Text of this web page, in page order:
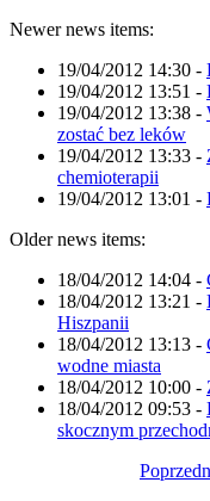
Newer news items:
19/04/2012 14:30 -
19/04/2012 13:51 -
19/04/2012 13:38 -
zostać bez leków
19/04/2012 13:33 -
chemioterapii
19/04/2012 13:01 -
Older news items:
18/04/2012 14:04 -
18/04/2012 13:21 -
Hiszpanii
18/04/2012 13:13 -
wodne miasta
18/04/2012 10:00 -
18/04/2012 09:53 -
skocznym